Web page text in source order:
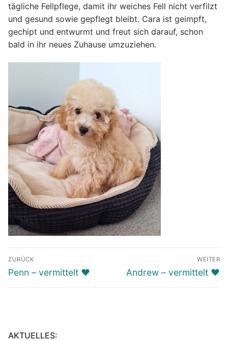
tägliche Fellpflege, damit ihr weiches Fell nicht verfilzt
und gesund sowie gepflegt bleibt. Cara ist geimpft,
gechipt und entwurmt und freut sich darauf, schon
bald in ihr neues Zuhause umzuziehen.
Beitragsnavigation
ZURÜCK
Vorheriger
Penn – vermittelt ♥️
WEITER
Nächster
Andrew – vermittelt ♥️
AKTUELLES: